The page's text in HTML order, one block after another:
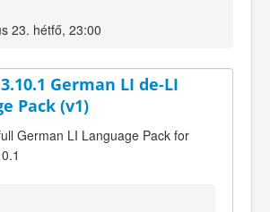
23. hétfő, 23:00
German LI de-LI
Pack (v1)
German LI Language Pack for